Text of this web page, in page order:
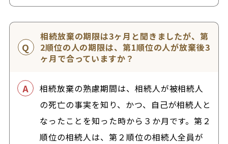
相続放棄の期限は3ヶ月と聞きましたが、第
2順位の人の期限は、第1順位の人が放棄後3
ヶ月で合っていますか？
相続放棄の熟慮期間は、相続人が被相続人
の死亡の事実を知り、かつ、自己が相続人と
なったことを知った時から３か月です。第２
順位の相続人は、第２順位の相続人全員が